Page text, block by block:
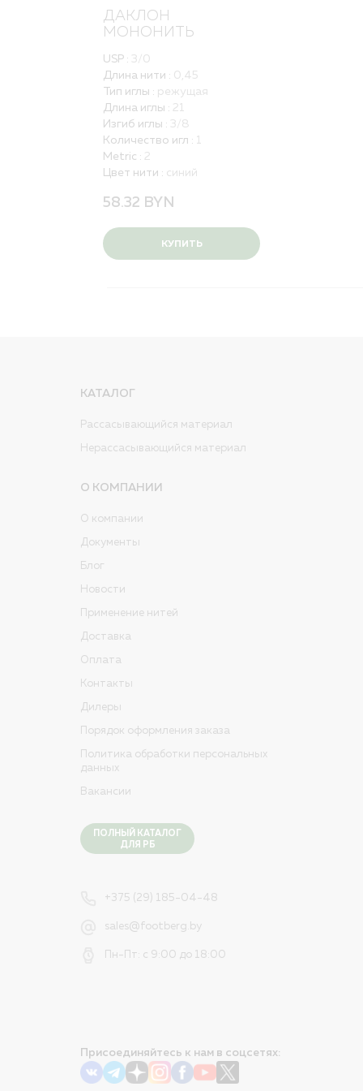
Политика обработки персональных данных
ПОЛНЫЙ КАТАЛОГ
ДАКЛОН
МОНОНИТЬ
USP : 3/0
Длина нити : 0,45
Тип иглы : режущая
Длина иглы : 21
Изгиб иглы : 3/8
Количество игл : 1
Metric : 2
Цвет нити : синий
58.32 BYN
КУПИТЬ
КАТАЛОГ
Рассасывающийся материал
Нерассасывающийся материал
О КОМПАНИИ
О компании
Документы
Блог
Новости
Применение нитей
Доставка
Оплата
Контакты
Дилеры
Порядок оформления заказа
Политика обработки персональных
данных
Вакансии
ПОЛНЫЙ КАТАЛОГ
ДЛЯ РБ
+375 (29) 185-04-48
sales@footberg.by
Пн-Пт: с 9:00 до 18:00
Присоединяйтесь к нам в соцсетях: